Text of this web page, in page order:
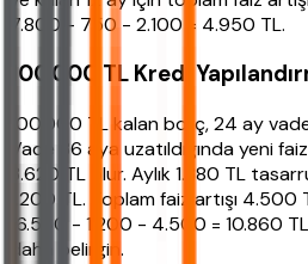
7.800 - 750 - 2.100 = 4.950 TL.
100.000 TL Kredi
100.000 TL kalan borç, 24 ay
Vade 36 aya uzatıldığında yeni
3.620 TL olur. Aylık 1.380 TL
1.200 TL. Toplam faiz artışı 4.500
16.560 - 1.200 - 4.500 = 10.860
daha belirgin.